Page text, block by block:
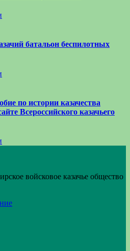
батальон беспилотных
по истории казачества
Всероссийского казачьего
войсковое казачье общество